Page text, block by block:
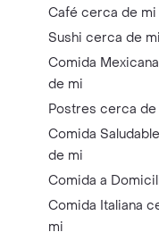
Café cerca de mi
Sushi cerca de mi
Comida
de mi
Postres cerca de
Comida
de mi
Comida a
Comida Italiana
mi